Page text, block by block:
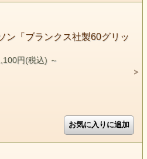
ン「ブランクス社製60グリッ
円(税込) ～